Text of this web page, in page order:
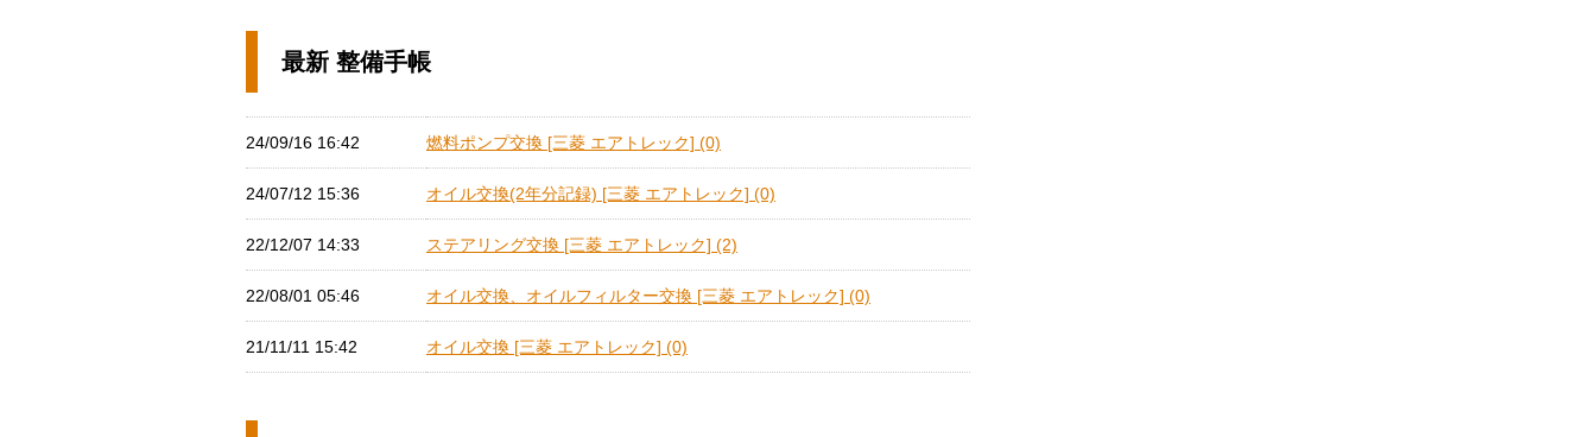
最新 整備手帳
24/09/16 16:42 燃料ポンプ交換 [三菱 エアトレック] (0)
24/07/12 15:36 オイル交換(2年分記録) [三菱 エアトレック] (0)
22/12/07 14:33 ステアリング交換 [三菱 エアトレック] (2)
22/08/01 05:46 オイル交換、オイルフィルター交換 [三菱 エアトレック] (0)
21/11/11 15:42 オイル交換 [三菱 エアトレック] (0)